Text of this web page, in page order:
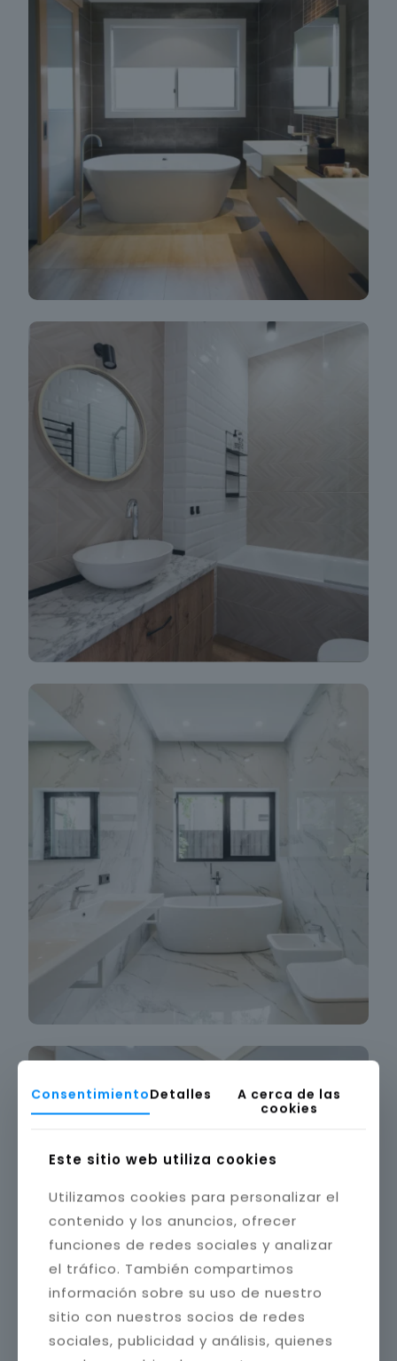
ConsentimientoDetalles
A cerca de las
cookies
Este sitio web utiliza cookies
Utilizamos cookies para personalizar el
contenido y los anuncios, ofrecer
funciones de redes sociales y analizar
el tráfico. También compartimos
información sobre su uso de nuestro
sitio con nuestros socios de redes
sociales, publicidad y análisis, quienes